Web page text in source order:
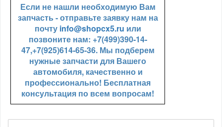
Если не нашли необходимую Вам
запчасть - отправьте заявку нам на
почту info@shopcx5.ru или
позвоните нам: +7(499)390-14-
47,+7(925)614-65-36. Мы подберем
нужные запчасти для Вашего
автомобиля, качественно и
профессионально! Бесплатная
консультация по всем вопросам!